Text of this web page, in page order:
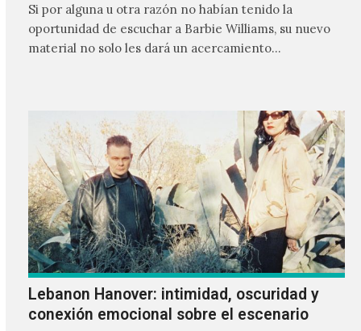
Si por alguna u otra razón no habían tenido la
oportunidad de escuchar a Barbie Williams, su nuevo
material no solo les dará un acercamiento…
Lebanon Hanover: intimidad, oscuridad y
conexión emocional sobre el escenario